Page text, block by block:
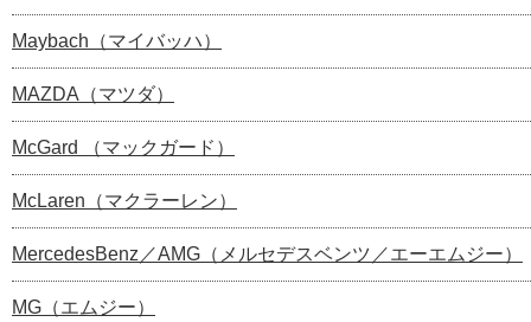
Maybach（マイバッハ）
MAZDA（マツダ）
McGard （マックガード）
McLaren（マクラーレン）
MercedesBenz／AMG（メルセデスベンツ／エーエムジー）
MG（エムジー）